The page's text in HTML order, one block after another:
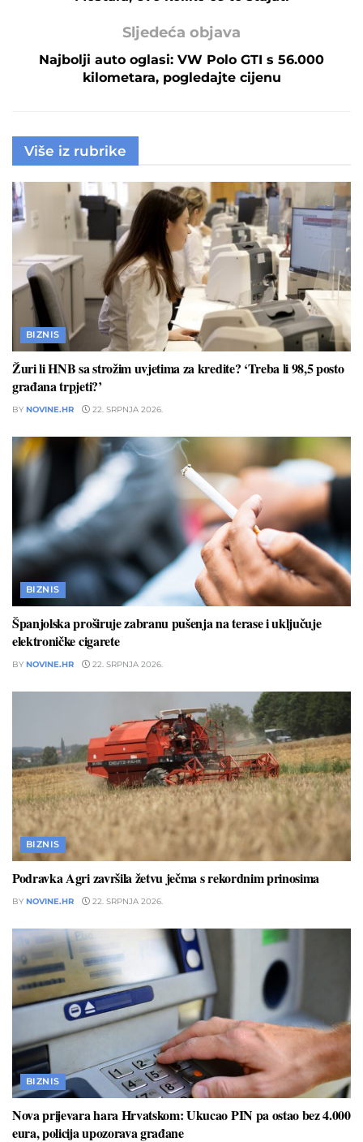
Sljedeća objava
Najbolji auto oglasi: VW Polo GTI s 56.000
kilometara, pogledajte cijenu
Više iz rubrike
BIZNIS
Žuri li HNB sa strožim uvjetima za kredite? ‘Treba li 98,5 posto
građana trpjeti?’
BY NOVINE.HR 22. SRPNJA 2026.
BIZNIS
Španjolska proširuje zabranu pušenja na terase i uključuje
elektroničke cigarete
BY NOVINE.HR 22. SRPNJA 2026.
BIZNIS
Podravka Agri završila žetvu ječma s rekordnim prinosima
BY NOVINE.HR 22. SRPNJA 2026.
BIZNIS
Nova prijevara hara Hrvatskom: Ukucao PIN pa ostao bez 4.000
eura, policija upozorava građane